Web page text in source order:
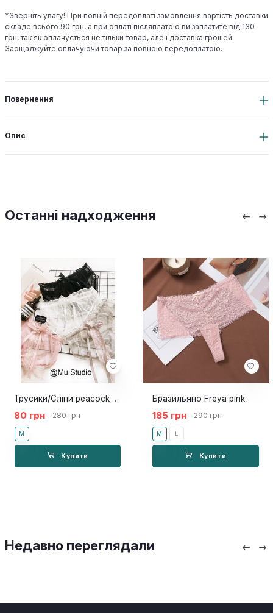
*Зверніть увагу! При повній передоплаті замовлення вартість доставки
складе всього 90 грн, а при оплаті післяплатою ви заплатите від 130
грн, так як оплачується не тільки товар, але і доставка грошей.
Заощаджуйте оплачуючи товар за повною передоплатою.
Повернення
Опис
Останні надходження
Трусики/Сліпи peacock white
80 грн 280 грн
M
Купити
Бразильяно Freya pink
185 грн 290 грн
M L
Купити
Недавно переглядали